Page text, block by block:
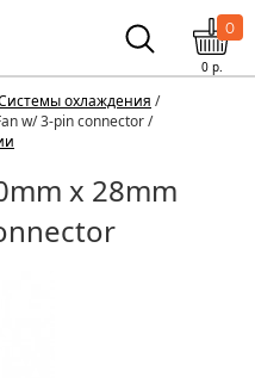
0
0р.
охлаждения /
w/ 3-pin connector /
x 28mm